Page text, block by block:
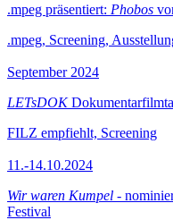
.mpeg präsentiert: Phobos
.mpeg, Screening,
September 2024
LETsDOK
FILZ empfiehlt, Screening
11.-14.10.2024
Wir waren Kumpel -
Festival